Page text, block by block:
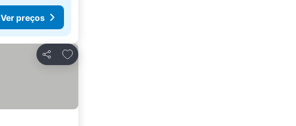
Ver preços
Partilhar
Adicionar aos favoritos